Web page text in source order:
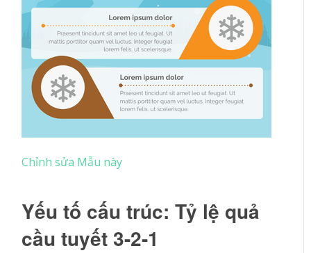
Chỉnh sửa Mẫu này
Yếu tố cấu trúc: Tỷ lệ quả
cầu tuyết 3-2-1